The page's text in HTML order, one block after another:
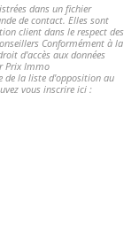
dans un fichier
de contact. Elles sont
client dans le respect des
Conformément à la
d'accès aux données
Prix Immo
de la liste d'opposition au
vous inscrire ici :